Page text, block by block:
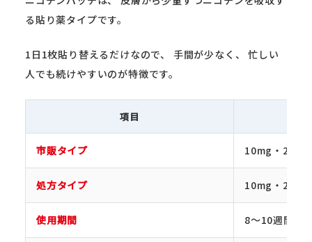
る貼り薬タイプです。
1日1枚貼り替えるだけなので、 手間が少なく、 忙しい
人でも続けやすいのが特徴です。
項目
市販タイプ 10mg・20mg
処方タイプ 10mg・
使用期間 8〜10週間